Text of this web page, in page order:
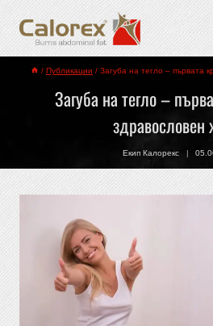
/ Публикации / Загуба на тегло – първата
Загуба на тегло –
здравословен
Екип Калорекс